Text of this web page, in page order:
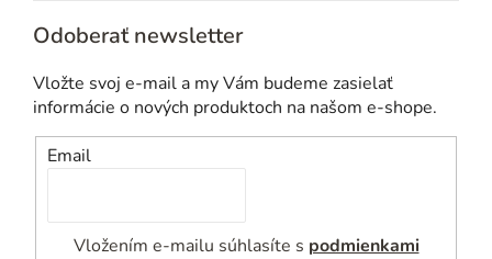
Odoberať newsletter
Vložte svoj e-mail a my Vám budeme zasielať
informácie o nových produktoch na našom e-shope.
Email
Vložením e-mailu súhlasíte s podmienkami